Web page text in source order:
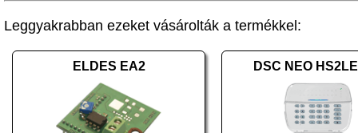
Leggyakrabban ezeket vásárolták a termékkel:
ELDES EA2 DSC NEO